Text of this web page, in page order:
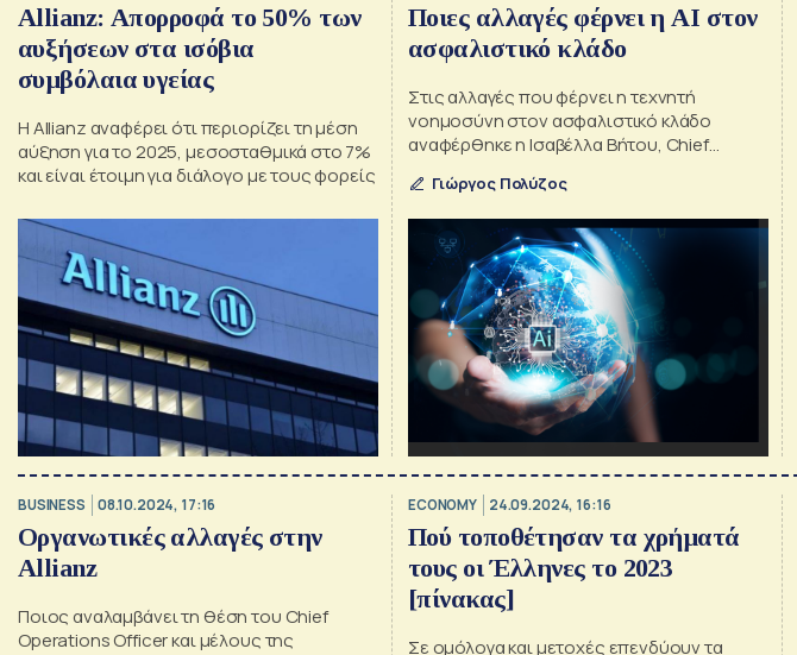
Allianz: Απορροφά το 50% των
αυξήσεων στα ισόβια
συμβόλαια υγείας
Η Allianz αναφέρει ότι περιορίζει τη μέση
αύξηση για το 2025, μεσοσταθμικά στο 7%
και είναι έτοιμη για διάλογο με τους φορείς
Ποιες αλλαγές φέρνει η AI στον
ασφαλιστικό κλάδο
Στις αλλαγές που φέρνει η τεχνητή
νοημοσύνη στον ασφαλιστικό κλάδο
αναφέρθηκε η Ισαβέλλα Βήτου, Chief
Ελλάδος στο πλαίσιο του συνεδρίου ΑΙ &
Digital Transformation Conference της
KPMG
Γιώργος Πολύζος
BUSINESS 08.10.2024, 17:16
Οργανωτικές αλλαγές στην
Allianz
Ποιος αναλαμβάνει τη θέση του Chief
Operations Officer και μέλoυς της
ECONOMY 24.09.2024, 16:16
Πού τοποθέτησαν τα χρήματά
τους οι Έλληνες το 2023
[πίνακας]
Σε ομόλογα και μετοχές επενδύουν τα